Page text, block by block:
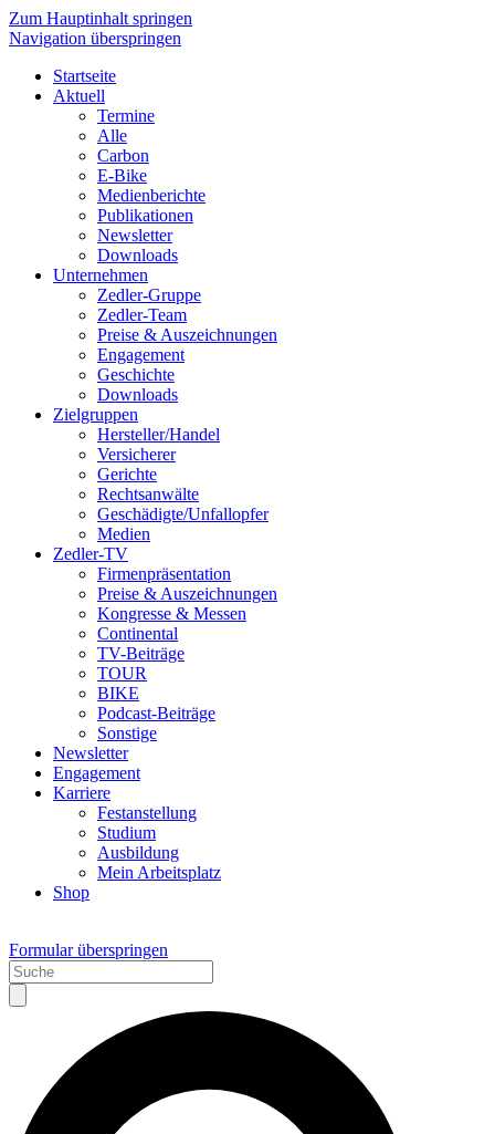
Zum Hauptinhalt springen
Navigation überspringen
Startseite
Aktuell
Termine
Alle
Carbon
E-Bike
Medienberichte
Publikationen
Newsletter
Downloads
Unternehmen
Zedler-Gruppe
Zedler-Team
Preise & Auszeichnungen
Engagement
Geschichte
Downloads
Zielgruppen
Hersteller/Handel
Versicherer
Gerichte
Rechtsanwälte
Geschädigte/Unfallopfer
Medien
Zedler-TV
Firmenpräsentation
Preise & Auszeichnungen
Kongresse & Messen
Continental
TV-Beiträge
TOUR
BIKE
Podcast-Beiträge
Sonstige
Newsletter
Engagement
Karriere
Festanstellung
Studium
Ausbildung
Mein Arbeitsplatz
Shop
Formular überspringen